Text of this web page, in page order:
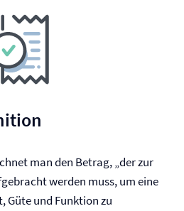
man den Betrag, „der zur
werden muss, um eine
Güte und Funktion zu